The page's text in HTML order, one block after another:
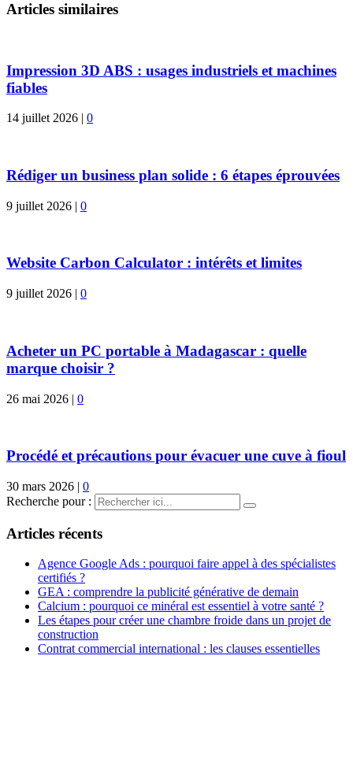
Articles similaires
Impression 3D ABS : usages industriels et machines
fiables
14 juillet 2026 | 0
Rédiger un business plan solide : 6 étapes éprouvées
9 juillet 2026 | 0
Website Carbon Calculator : intérêts et limites
9 juillet 2026 | 0
Acheter un PC portable à Madagascar : quelle
marque choisir ?
26 mai 2026 | 0
Procédé et précautions pour évacuer une cuve à fioul
30 mars 2026 | 0
Recherche pour :
Articles récents
Agence Google Ads : pourquoi faire appel à des spécialistes
certifiés ?
GEA : comprendre la publicité générative de demain
Calcium : pourquoi ce minéral est essentiel à votre santé ?
Les étapes pour créer une chambre froide dans un projet de
construction
Contrat commercial international : les clauses essentielles